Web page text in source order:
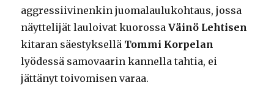
aggressiivinenkin juomalaulukohtaus, jossa
näyttelijät lauloivat kuorossaVäinö Lehtisen
kitaran säestyksellä Tommi Korpelan
lyödessä samovaarin kannella tahtia, ei
jättänyt toivomisen varaa.